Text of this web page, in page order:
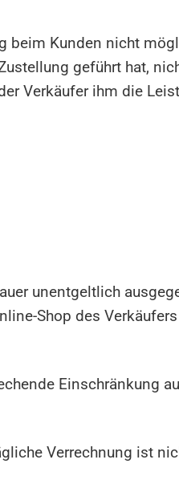
beim Kunden nicht
geführt hat,
Verkäufer ihm die
unentgeltlich
Shop des
Einschränkung
Verrechnung ist